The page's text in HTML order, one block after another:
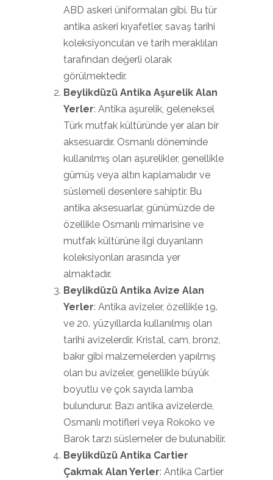
ABD askeri üniformaları gibi. Bu tür
antika askeri kıyafetler, savaş tarihi
koleksiyoncuları ve tarih meraklıları
tarafından değerli olarak
görülmektedir.
Beylikdüzü Antika Aşurelik Alan
Yerler: Antika aşurelik, geleneksel
Türk mutfak kültüründe yer alan bir
aksesuardır. Osmanlı döneminde
kullanılmış olan aşurelikler, genellikle
gümüş veya altın kaplamalıdır ve
süslemeli desenlere sahiptir. Bu
antika aksesuarlar, günümüzde de
özellikle Osmanlı mimarisine ve
mutfak kültürüne ilgi duyanların
koleksiyonları arasında yer
almaktadır.
Beylikdüzü Antika Avize Alan
Yerler: Antika avizeler, özellikle 19.
ve 20. yüzyıllarda kullanılmış olan
tarihi avizelerdir. Kristal, cam, bronz,
bakır gibi malzemelerden yapılmış
olan bu avizeler, genellikle büyük
boyutlu ve çok sayıda lamba
bulundurur. Bazı antika avizelerde,
Osmanlı motifleri veya Rokoko ve
Barok tarzı süslemeler de bulunabilir.
Beylikdüzü Antika Cartier
Çakmak Alan Yerler: Antika Cartier